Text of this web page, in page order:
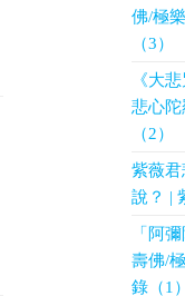
佛/極
（3）
《大
悲心
（2）
紫薇君
說？ |
「阿
壽佛/
錄（1）